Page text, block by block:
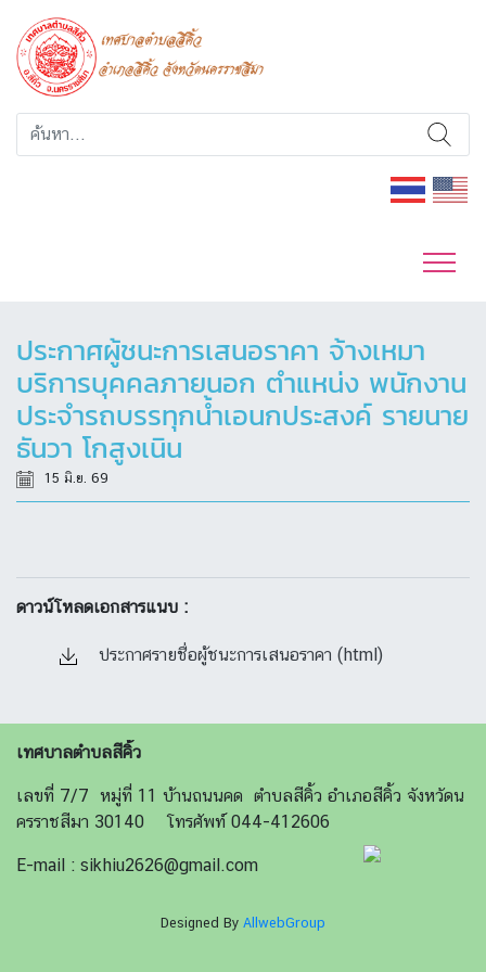
ประกาศผู้ชนะการเสนอราคา จ้างเหมา
บริการบุคคลภายนอก ตำแหน่ง พนักงาน
ประจำรถบรรทุกน้ำเอนกประสงค์ รายนาย
ธันวา โกสูงเนิน
15 มิ.ย. 69
ดาวน์โหลดเอกสารแนบ :
ประกาศรายชื่อผู้ชนะการเสนอราคา (html)
เทศบาลตำบลสีคิ้ว
เลขที่ 7/7 หมู่ที่ 11 บ้านถนนคด ตำบลสีคิ้ว อำเภอสีคิ้ว จังหวัดน
ครราชสีมา 30140 โทรศัพท์ 044-412606
E-mail : sikhiu2626@gmail.com
Designed By AllwebGroup